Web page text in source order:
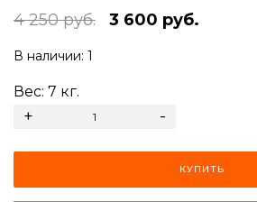
4 250 руб. 3 600 руб.
В наличии: 1
Вес: 7 кг.
+ -
КУПИТЬ